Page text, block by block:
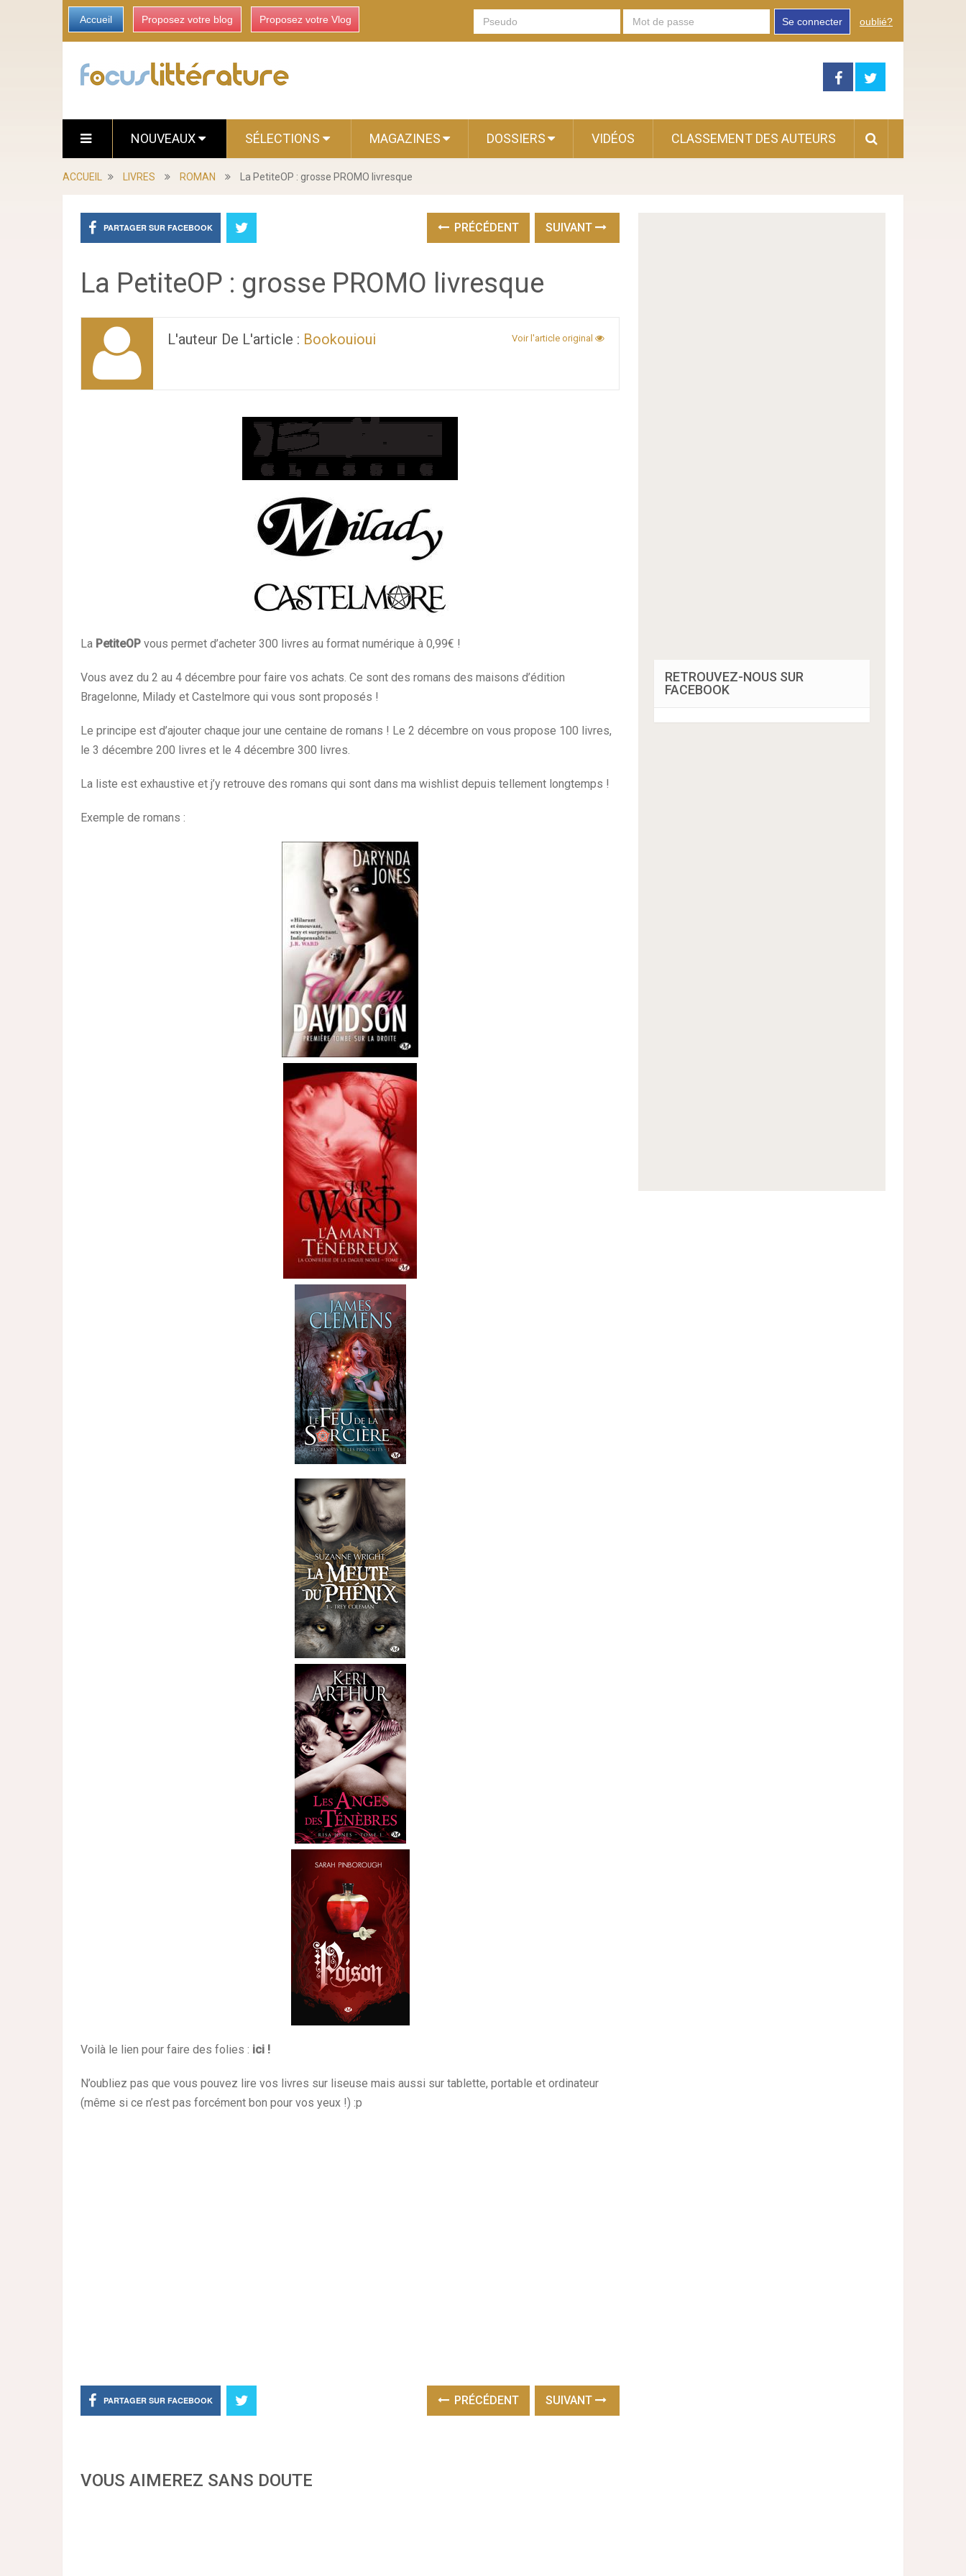
Accueil Proposez votre blog Proposez votre Vlog Se connecter oublié?
NOUVEAUX SÉLECTIONS MAGAZINES DOSSIERS VIDÉOS CLASSEMENT DES AUTEURS
ACCUEIL LIVRES ROMAN La PetiteOP : grosse PROMO livresque
PARTAGER SUR FACEBOOK PRÉCÉDENT SUIVANT
La PetiteOP : grosse PROMO livresque
L'auteur De L'article : Bookouioui Voir l'article original
La PetiteOP vous permet d’acheter 300 livres au format numérique à 0,99€ !
Vous avez du 2 au 4 décembre pour faire vos achats. Ce sont des romans des maisons d’édition
Bragelonne, Milady et Castelmore qui vous sont proposés !
Le principe est d’ajouter chaque jour une centaine de romans ! Le 2 décembre on vous propose 100 livres,
le 3 décembre 200 livres et le 4 décembre 300 livres.
La liste est exhaustive et j’y retrouve des romans qui sont dans ma wishlist depuis tellement longtemps !
Exemple de romans :
Voilà le lien pour faire des folies : ici !
N’oubliez pas que vous pouvez lire vos livres sur liseuse mais aussi sur tablette, portable et ordinateur
(même si ce n’est pas forcément bon pour vos yeux !) :p
PARTAGER SUR FACEBOOK PRÉCÉDENT SUIVANT
VOUS AIMEREZ SANS DOUTE
RETROUVEZ-NOUS SUR
FACEBOOK